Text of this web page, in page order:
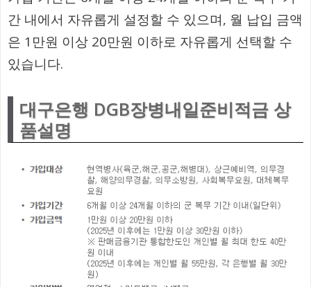
간 내에서 자유롭게 설정할 수 있으며, 월 납입 금액
은 1만원 이상 20만원 이하로 자유롭게 선택할 수
있습니다.
대구은행 DGB장병내일준비적금 상
품설명